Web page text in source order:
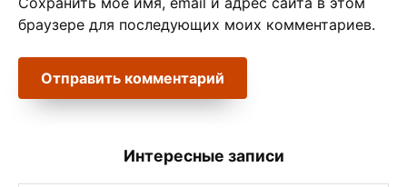
браузере для последующих моих комментариев.
Интересные записи